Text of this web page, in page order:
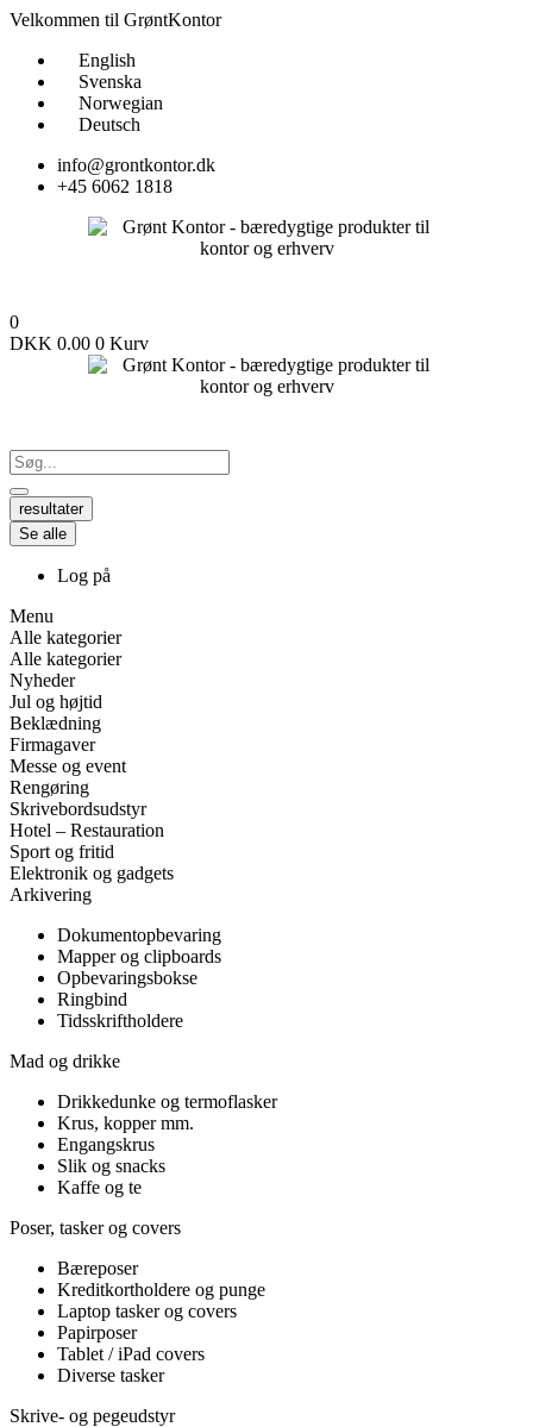
Videre
indhold
Velkommen til GrøntKontor
English
Svenska
Norwegian
Deutsch
info@grontkontor.dk
+45 6062 1818
0
DKK 0.00 0 Kurv
resultater
Se alle
Log på
Menu
Alle kategorier
Alle kategorier
Nyheder
Jul og højtid
Beklædning
Firmagaver
Messe og event
Rengøring
Skrivebordsudstyr
Hotel – Restauration
Sport og fritid
Elektronik og gadgets
Arkivering
Dokumentopbevaring
Mapper og clipboards
Opbevaringsbokse
Ringbind
Tidsskriftholdere
Mad og drikke
Drikkedunke og termoflasker
Krus, kopper mm.
Engangskrus
Slik og snacks
Kaffe og te
Poser, tasker og covers
Bæreposer
Kreditkortholdere og punge
Laptop tasker og covers
Papirposer
Tablet / iPad covers
Diverse tasker
Skrive- og pegeudstyr